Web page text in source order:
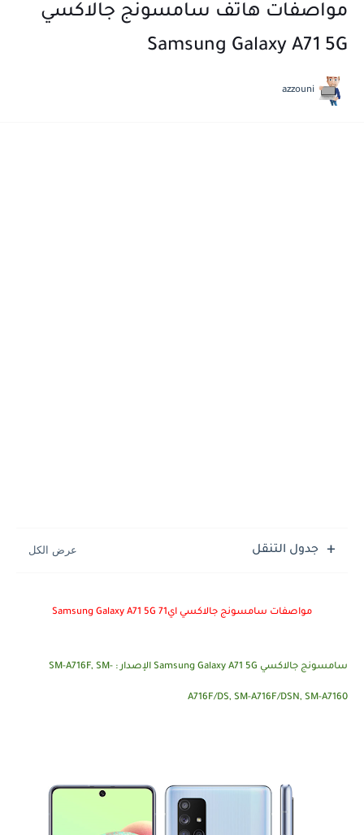
مواصفات هاتف سامسونج جالاكسي
Samsung Galaxy A71 5G
azzouni
جدول التنقل
مواصفات سامسونج جالاكسي اي71 Samsung Galaxy A71 5G
سامسونج جالاكسي Samsung Galaxy A71 5G الإصدار : SM-A716F, SM-
A716F/DS, SM-A716F/DSN, SM-A7160